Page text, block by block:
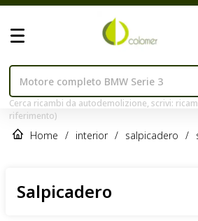
Cerca ricambi da autodemolizione, scrivi:
riferimento)
Home / interior / salpicadero /
Salpicadero